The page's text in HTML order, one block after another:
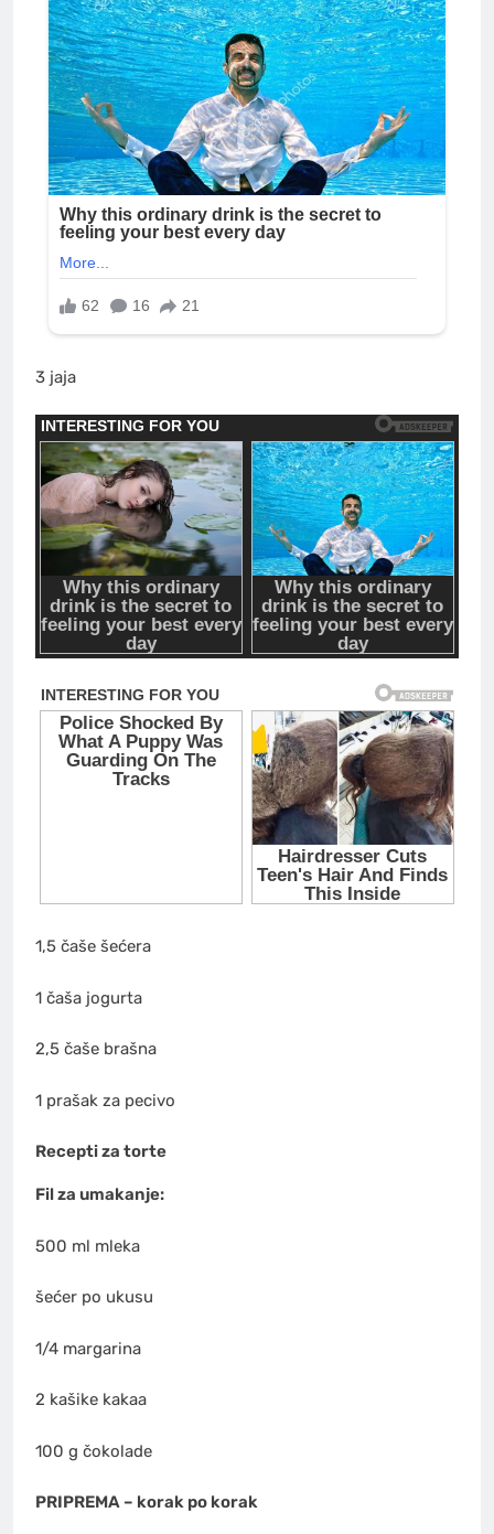
3 jaja
1,5 čaše šećera
1 čaša jogurta
2,5 čaše brašna
1 prašak za pecivo
Recepti za torte
Fil za umakanje:
500 ml mleka
šećer po ukusu
1/4 margarina
2 kašike kakaa
100 g čokolade
PRIPREMA – korak po korak